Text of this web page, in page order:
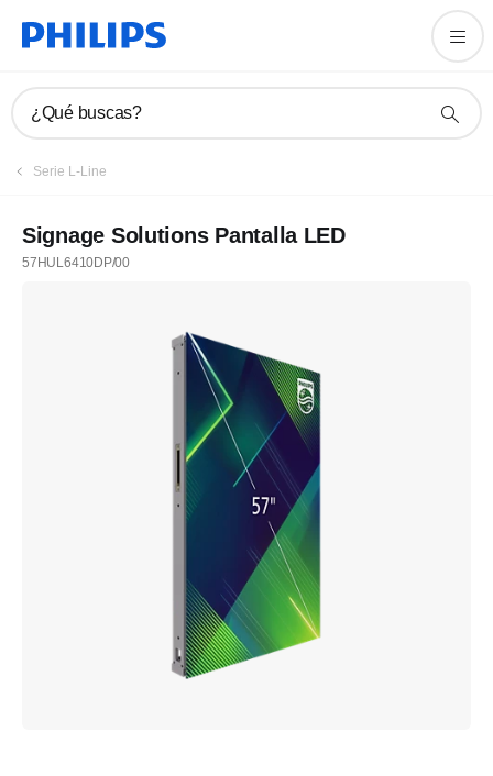
¿Qué buscas?
Serie L-Line
Signage Solutions Pantalla LED
57HUL6410DP/00